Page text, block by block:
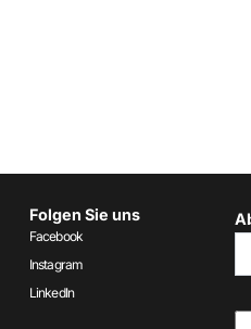
Folgen Sie uns
Facebook
Instagram
LinkedIn